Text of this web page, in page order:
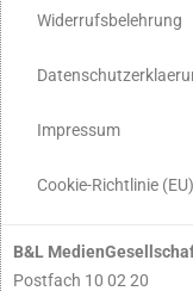
Widerrufsbelehrung
Impressum
Cookie-Richtlinie (EU)
B&L
Postfach 10 02 20